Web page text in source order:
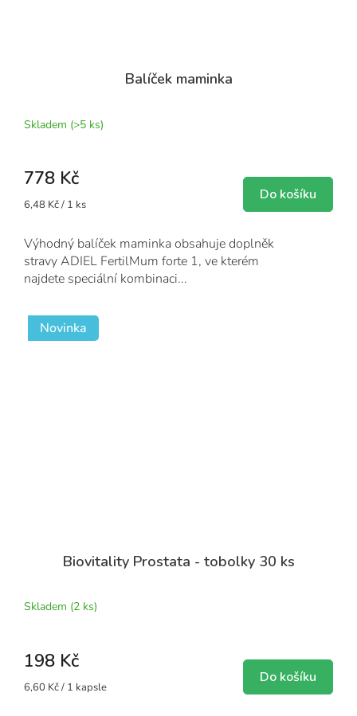
Balíček maminka
Skladem (>5 ks)
778 Kč
Měrná
6,48 Kč / 1 ks
Do košíku
Výhodný balíček maminka obsahuje doplněk
stravy ADIEL FertilMum forte 1, ve kterém
najdete speciální kombinaci...
Novinka
Biovitality Prostata - tobolky 30 ks
Skladem (2 ks)
198 Kč
Měrná
6,60 Kč / 1 kapsle
Do košíku